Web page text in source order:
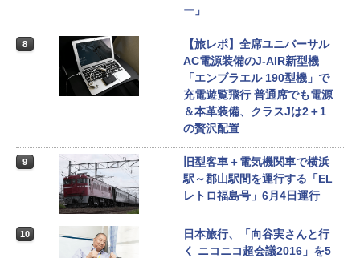
ー」
8
【旅レポ】全席ユニバーサル
AC電源装備のJ-AIR新型機
「エンブラエル 190型機」で
充電遊覧飛行 普通席でも電源
＆本革装備、クラスJは2＋1
の贅沢配置
9
旧型客車＋電気機関車で横浜
駅～郡山駅間を運行する「EL
レトロ福島号」6月4日運行
10
日本旅行、「向谷実さんと行
く ニコニコ超会議2016」を5